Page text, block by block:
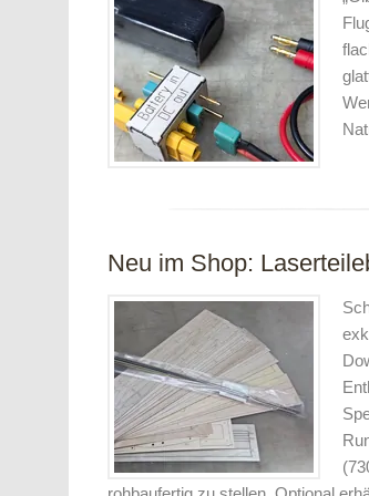
Neu im Shop: